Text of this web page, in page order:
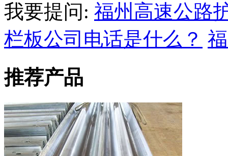
我要提问: 福州高速公路
栏板公司电话是什么？
推荐产品